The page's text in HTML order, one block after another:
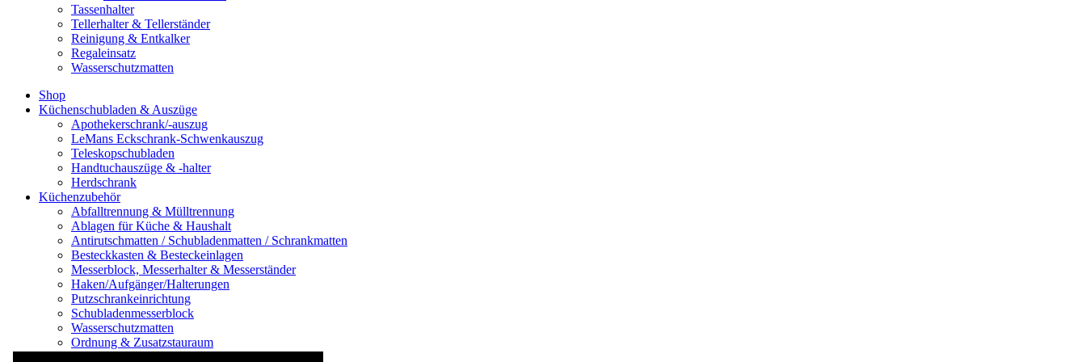
Tassenhalter
Tellerhalter & Tellerständer
Reinigung & Entkalker
Regaleinsatz
Wasserschutzmatten
Shop
Küchenschubladen & Auszüge
Apothekerschrank/-auszug
LeMans Eckschrank-Schwenkauszug
Teleskopschubladen
Handtuchauszüge & -halter
Herdschrank
Küchenzubehör
Abfalltrennung & Mülltrennung
Ablagen für Küche & Haushalt
Antirutschmatten / Schubladenmatten / Schrankmatten
Besteckkasten & Besteckeinlagen
Messerblock, Messerhalter & Messerständer
Haken/Aufgänger/Halterungen
Putzschrankeinrichtung
Schubladenmesserblock
Wasserschutzmatten
Ordnung & Zusatzstauraum